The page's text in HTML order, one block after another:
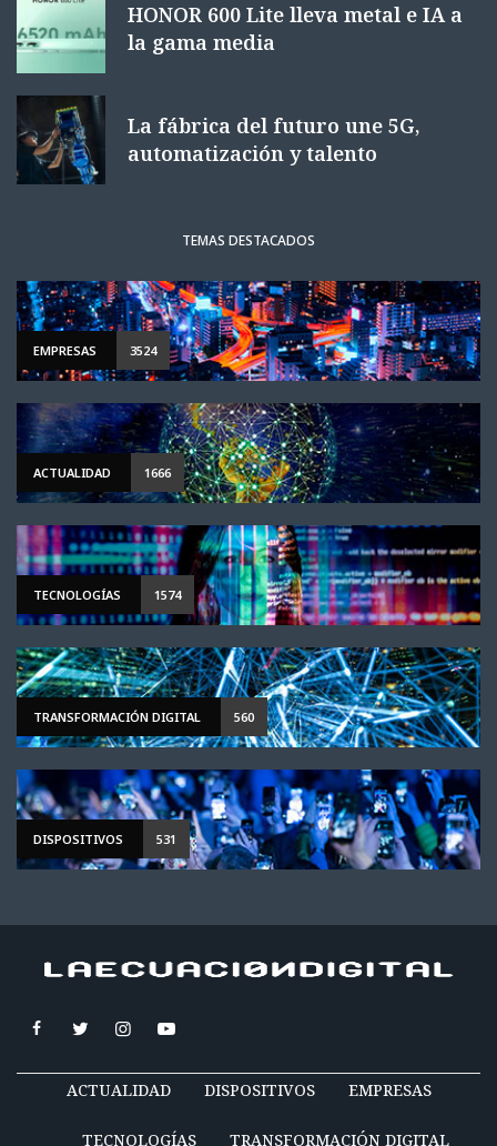
HONOR 600 Lite lleva metal e IA a
la gama media
La fábrica del futuro une 5G,
automatización y talento
TEMAS DESTACADOS
EMPRESAS 3524
ACTUALIDAD 1666
TECNOLOGÍAS 1574
TRANSFORMACIÓN DIGITAL 560
DISPOSITIVOS 531
ACTUALIDAD DISPOSITIVOS EMPRESAS
TECNOLOGÍAS TRANSFORMACIÓN DIGITAL